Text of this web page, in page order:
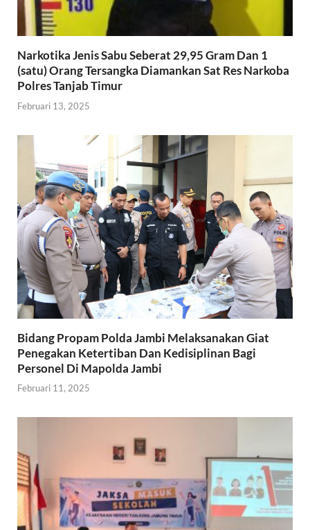
Narkotika Jenis Sabu Seberat 29,95 Gram Dan 1
(satu) Orang Tersangka Diamankan Sat Res Narkoba
Polres Tanjab Timur
Februari 13, 2025
Bidang Propam Polda Jambi Melaksanakan Giat
Penegakan Ketertiban Dan Kedisiplinan Bagi
Personel Di Mapolda Jambi
Februari 11, 2025